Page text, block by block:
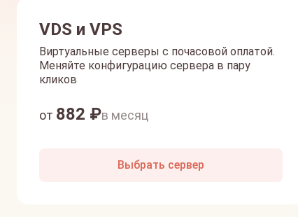
VDS и VPS
Виртуальные серверы с почасовой оплатой.
Меняйте конфигурацию сервера в пару
кликов
от 882 ₽в месяц
Выбрать сервер